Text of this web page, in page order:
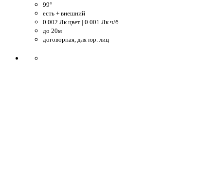
99°
есть + внешний
0.002 Лк цвет | 0.001 Лк ч/б
до 20м
договорная, для юр. лиц